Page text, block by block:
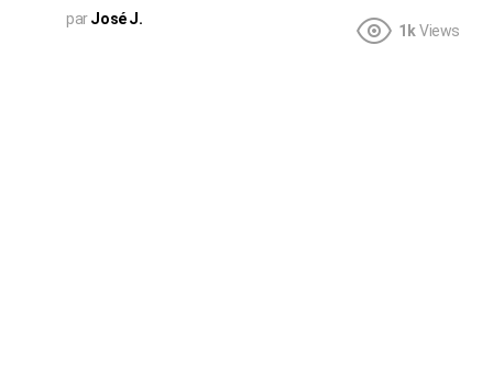
par José J.
1k Views